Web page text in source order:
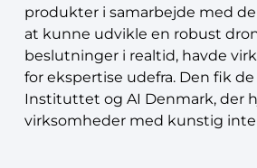
produkter i samarbejde med
at kunne udvikle en robust
beslutninger i realtid, havde
for ekspertise udefra. Den fik de
Instituttet og AI Denmark, der
virksomheder med kunstig